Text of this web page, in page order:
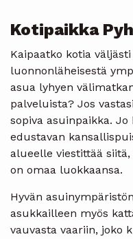
Kotipaikka
Kaipaatko kotia
luonnonläheisestä
asua lyhyen
palveluista? Jos
sopiva asuinpaikka.
edustavan
alueelle viestittää
on omaa luokkaansa.
Hyvän
asukkailleen myös
vauvasta vaariin, joko